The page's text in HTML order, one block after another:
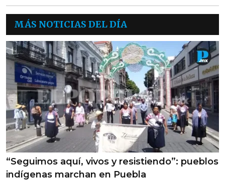
MÁS NOTICIAS DEL DÍA
“Seguimos aquí, vivos y resistiendo”: pueblos
indígenas marchan en Puebla